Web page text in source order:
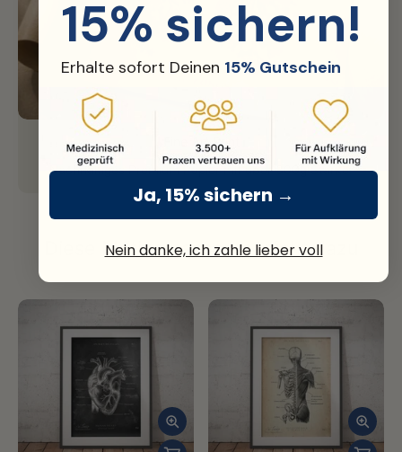
Fine Art Print
Nachhaltiges Premium Papier mit über 300g Stärke.
Diese Motive passen perfekt dazu
15% sichern!
Erhalte sofort Deinen 15% Gutschein
Ja, 15% sichern →
Nein danke, ich zahle lieber voll